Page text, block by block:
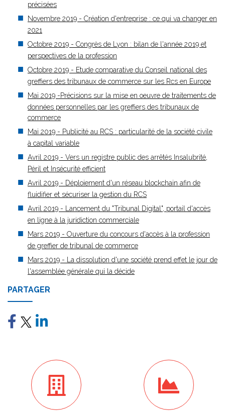
précisées
Novembre 2019 - Création d'entreprise : ce qui va changer en
2021
Octobre 2019 - Congrès de Lyon : bilan de l'année 2019 et
perspectives de la profession
Octobre 2019 - Etude comparative du Conseil national des
greffiers des tribunaux de commerce sur les Rcs en Europe
Mai 2019 -Précisions sur la mise en oeuvre de traitements de
données personnelles par les greffiers des tribunaux de
commerce
Mai 2019 - Publicité au RCS : particularité de la société civile
à capital variable
Avril 2019 - Vers un registre public des arrêtés Insalubrité,
Péril et Insécurité efficient
Avril 2019 - Déploiement d'un réseau blockchain afin de
fluidifier et sécuriser la gestion du RCS
Avril 2019 - Lancement du "Tribunal Digital", portail d'accès
en ligne à la juridiction commerciale
Mars 2019 - Ouverture du concours d'accès à la profession
de greffier de tribunal de commerce
Mars 2019 - La dissolution d'une société prend effet le jour de
l'assemblée générale qui la décide
PARTAGER